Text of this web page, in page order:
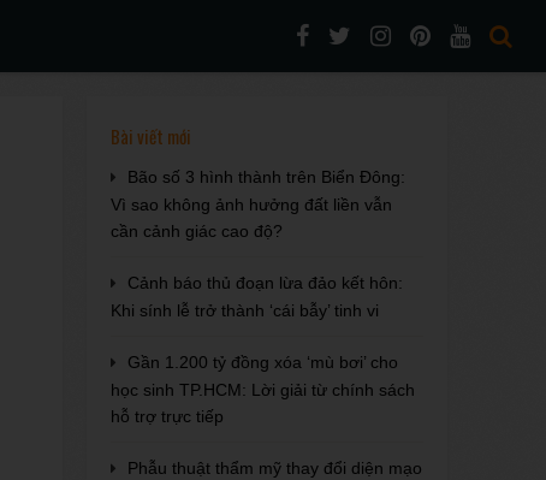
Bài viết mới
Bão số 3 hình thành trên Biển Đông:
Vì sao không ảnh hưởng đất liền vẫn
cần cảnh giác cao độ?
Cảnh báo thủ đoạn lừa đảo kết hôn:
Khi sính lễ trở thành ‘cái bẫy’ tinh vi
Gần 1.200 tỷ đồng xóa ‘mù bơi’ cho
học sinh TP.HCM: Lời giải từ chính sách
hỗ trợ trực tiếp
Phẫu thuật thẩm mỹ thay đổi diện mạo